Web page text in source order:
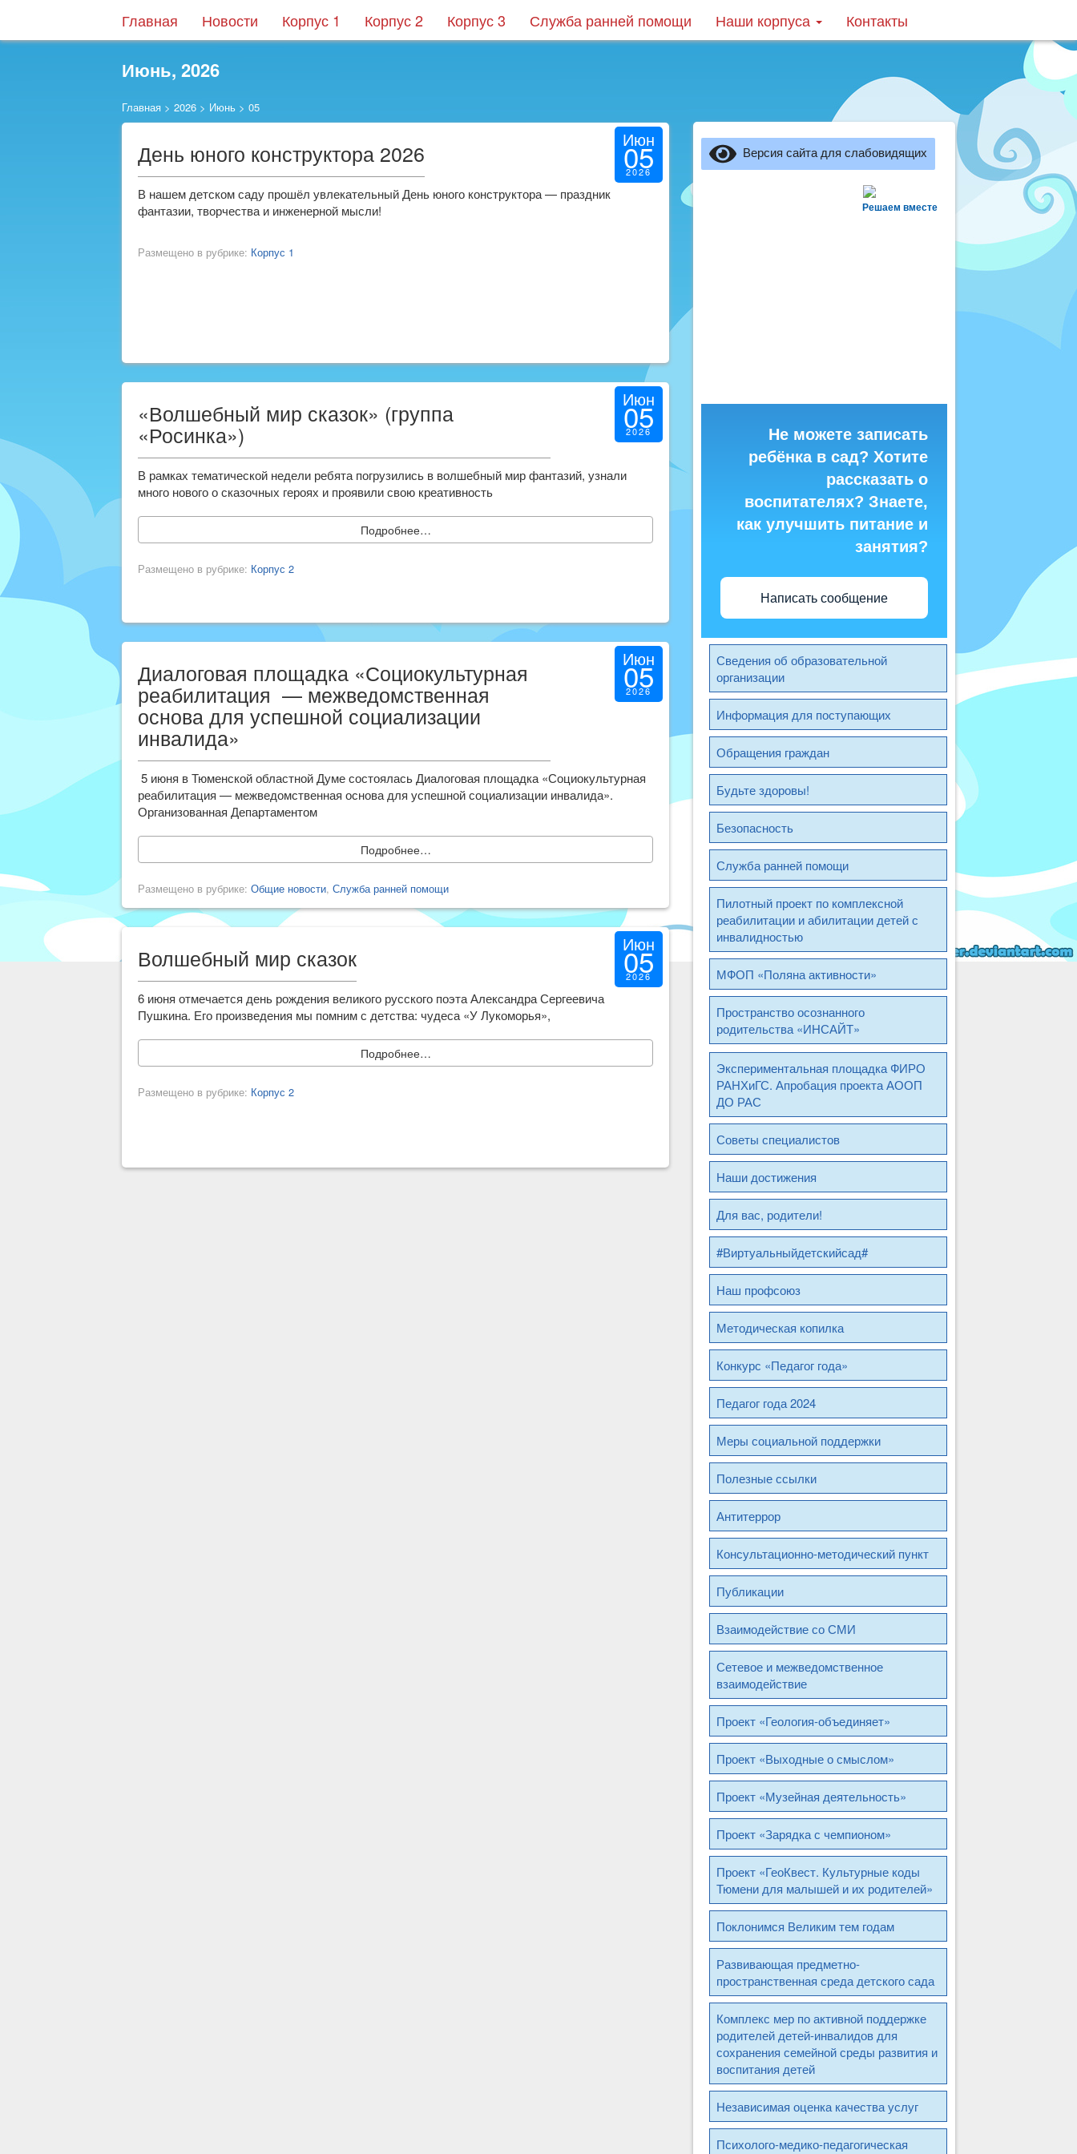
Главная Новости Корпус 1 Корпус 2 Корпус 3 Служба ранней помощи Наши корпуса Контакты
Июнь, 2026
Главная > 2026 > Июнь > 05
День юного конструктора 2026 Июн
05
2026
В нашем детском саду прошёл увлекательный День юного конструктора — праздник
фантазии, творчества и инженерной мысли!
Размещено в рубрике: Корпус 1
«Волшебный мир сказок» (группа
«Росинка»)
Июн
05
2026
В рамках тематической недели ребята погрузились в волшебный мир фантазий, узнали
много нового о сказочных героях и проявили свою креативность
Подробнее…
Размещено в рубрике: Корпус 2
Диалоговая площадка «Социокультурная
реабилитация — межведомственная
основа для успешной социализации
инвалида»
Июн
05
2026
5 июня в Тюменской областной Думе состоялась Диалоговая площадка «Социокультурная
реабилитация — межведомственная основа для успешной социализации инвалида».
Организованная Департаментом
Подробнее…
Размещено в рубрике: Общие новости, Служба ранней помощи
Волшебный мир сказок Июн
05
2026
6 июня отмечается день рождения великого русского поэта Александра Сергеевича
Пушкина. Его произведения мы помним с детства: чудеса «У Лукоморья»,
Подробнее…
Размещено в рубрике: Корпус 2
Версия сайта для слабовидящих
Решаем вместе
Не можете записать
ребёнка в сад? Хотите
рассказать о
воспитателях? Знаете,
как улучшить питание и
занятия?
Написать сообщение
Сведения об образовательной
организации
Информация для поступающих
Обращения граждан
Будьте здоровы!
Безопасность
Служба ранней помощи
Пилотный проект по комплексной
реабилитации и абилитации детей с
инвалидностью
МФОП «Поляна активности»
Пространство осознанного
родительства «ИНСАЙТ»
Экспериментальная площадка ФИРО
РАНХиГС. Апробация проекта АООП
ДО РАС
Советы специалистов
Наши достижения
Для вас, родители!
#Виртуальныйдетскийсад#
Наш профсоюз
Методическая копилка
Конкурс «Педагог года»
Педагог года 2024
Меры социальной поддержки
Полезные ссылки
Антитеррор
Консультационно-методический пункт
Публикации
Взаимодействие со СМИ
Сетевое и межведомственное
взаимодействие
Проект «Геология-объединяет»
Проект «Выходные о смыслом»
Проект «Музейная деятельность»
Проект «Зарядка с чемпионом»
Проект «ГеоКвест. Культурные коды
Тюмени для малышей и их родителей»
Поклонимся Великим тем годам
Развивающая предметно-
пространственная среда детского сада
Комплекс мер по активной поддержке
родителей детей-инвалидов для
сохранения семейной среды развития и
воспитания детей
Независимая оценка качества услуг
Психолого-медико-педагогическая